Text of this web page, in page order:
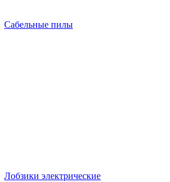
Сабельные пилы
Лобзики электрические